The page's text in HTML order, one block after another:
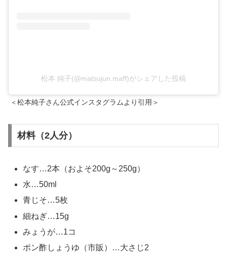
松本 純子(@matsujun.maff)がシェアした投稿
＜松本純子さん公式インスタグラムより引用＞
材料（2人分）
なす…2本（およそ200g～250g）
水…50ml
青じそ…5枚
細ねぎ…15g
みょうが…1コ
ポン酢しょうゆ（市販）…大さじ2